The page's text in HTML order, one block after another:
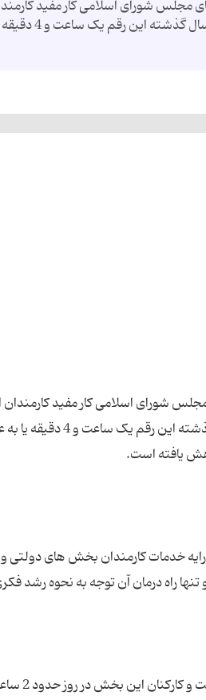
مجلس شورای اسلامی کار مفید
شورای اسلامی کار مفید
و ارایه خدمات کارمندان بخش های
راه درمان آن توجه به نحوه رشد
بر اساس همین